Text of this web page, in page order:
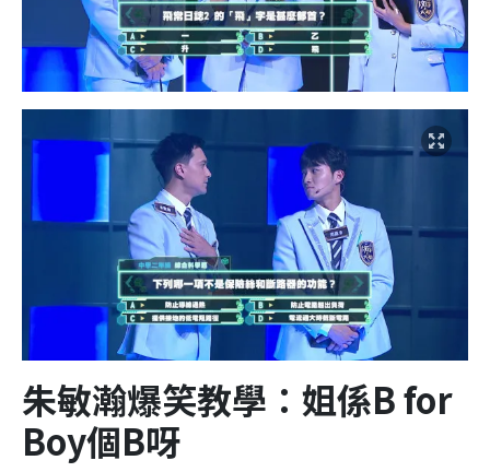
朱敏瀚爆笑教學：姐係B for
Boy個B呀